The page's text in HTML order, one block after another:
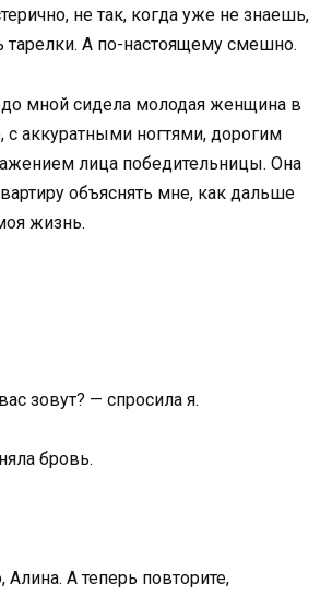
не так, когда уже не знаешь,
тарелки. А по-настоящему смешно.
мной сидела молодая женщина в
с аккуратными ногтями, дорогим
лица победительницы. Она
объяснять мне, как дальше
жизнь.
зовут? — спросила я.
бровь.
Алина. А теперь повторите,